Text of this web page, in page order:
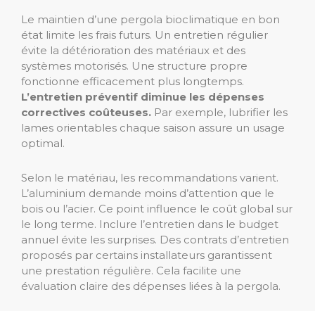
Le maintien d’une pergola bioclimatique en bon
état limite les frais futurs. Un entretien régulier
évite la détérioration des matériaux et des
systèmes motorisés. Une structure propre
fonctionne efficacement plus longtemps.
L’entretien préventif diminue les dépenses
correctives coûteuses. Par exemple, lubrifier les
lames orientables chaque saison assure un usage
optimal.
Selon le matériau, les recommandations varient.
L’aluminium demande moins d’attention que le
bois ou l’acier. Ce point influence le coût global sur
le long terme. Inclure l’entretien dans le budget
annuel évite les surprises. Des contrats d’entretien
proposés par certains installateurs garantissent
une prestation régulière. Cela facilite une
évaluation claire des dépenses liées à la pergola.